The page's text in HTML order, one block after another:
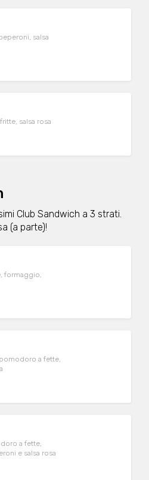
salsa
salsa rosa
Club Sandwich a 3 strati.
(a parte)!
formaggio,
a fette,
a fette,
e salsa rosa